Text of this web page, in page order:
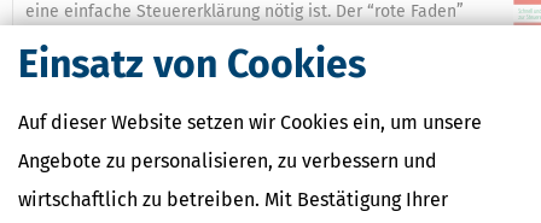
Einsatz von Cookies
Auf dieser Website setzen wir Cookies ein, um unsere
Angebote zu personalisieren, zu verbessern und
wirtschaftlich zu betreiben. Mit Bestätigung Ihrer
eine einfache Steuererklärung nötig ist. Der “rote Faden”
Erklärung.
Ähnliche Themen